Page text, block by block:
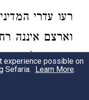
רעו עדרי
וארצם איננה
משה הולך
בסיני את
experience possible on
Sefaria. Learn More.